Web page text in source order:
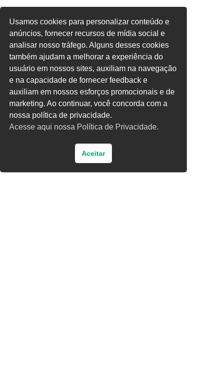
Usamos cookies para personalizar conteúdo e
anúncios, fornecer recursos de mídia social e
analisar nosso tráfego. Alguns desses cookies
também ajudam a melhorar a experiência do
usuário em nossos sites, auxiliam na navegação
e na capacidade de fornecer feedback e
auxiliam em nossos esforços promocionais e de
marketing. Ao continuar, você concorda com a
nossa política de privacidade.
Acesse aqui nossa Política de Privacidade.
Aceitar